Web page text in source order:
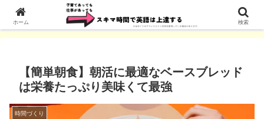
ホーム 時間づくり
【簡単朝食】朝活に最適なベースブレッド
は栄養たっぷり美味くて最強
時間づくり
ホーム 検索